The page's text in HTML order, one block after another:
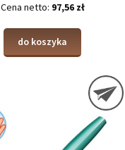
Cena netto: 97,56 zł
do koszyka